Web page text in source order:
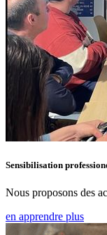
Sensibilisation
Nous proposons des
en apprendre plus